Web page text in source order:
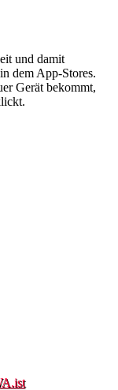
und damit
dem App-Stores.
Gerät bekommt,